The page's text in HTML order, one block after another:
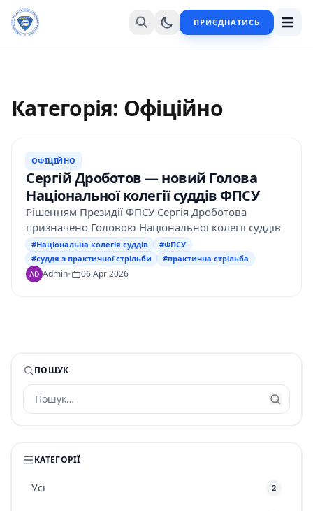
ПРИЄДНАТИСЬ
Категорія: Офіційно
ОФІЦІЙНО
Сергій Дроботов — новий Голова
Національної колегії суддів ФПСУ
Рішенням Президії ФПСУ Сергія Дроботова
призначено Головою Національної колегії суддів
#Національна колегія суддів
#ФПСУ
#суддя з практичної стрільби
#практична стрільба
Admin• 06 Apr 2026
ПОШУК
КАТЕГОРІЇ
Усі 2